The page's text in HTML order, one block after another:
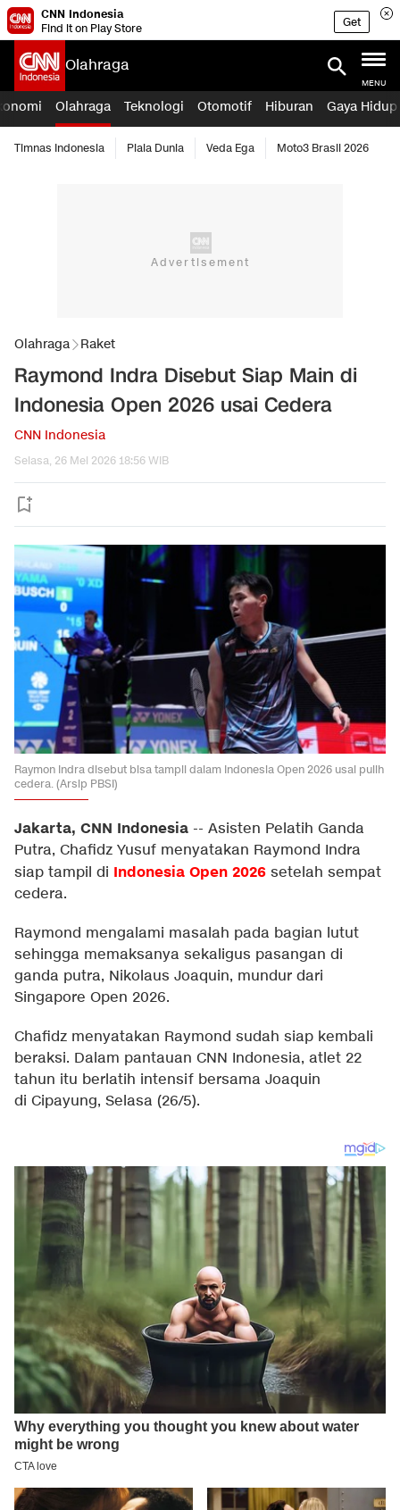
CNN Indonesia
Find it on Play Store
Get
Olahraga
MENU
Olahraga Teknologi Otomotif Hiburan Gaya Hidup
Timnas Indonesia Piala Dunia Veda Ega Moto3 Brasil 2026
Olahraga Raket
Raymond Indra Disebut Siap Main di
Indonesia Open 2026 usai Cedera
CNN Indonesia
Selasa, 26 Mei 2026 18:56 WIB
Raymon Indra disebut bisa tampil dalam Indonesia Open 2026 usai pulih
cedera. (Arsip PBSI)
Jakarta, CNN Indonesia -- Asisten Pelatih Ganda
Putra, Chafidz Yusuf menyatakan Raymond Indra
siap tampil di Indonesia Open 2026 setelah sempat
cedera.
Raymond mengalami masalah pada bagian lutut
sehingga memaksanya sekaligus pasangan di
ganda putra, Nikolaus Joaquin, mundur dari
Singapore Open 2026.
Chafidz menyatakan Raymond sudah siap kembali
beraksi. Dalam pantauan CNN Indonesia, atlet 22
tahun itu berlatih intensif bersama Joaquin
di Cipayung, Selasa (26/5).